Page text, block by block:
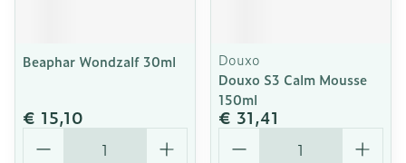
Beaphar Wondzalf 30ml
€ 15,10
Aantal
Douxo
Douxo S3 Calm Mousse
150ml
€ 31,41
Aantal